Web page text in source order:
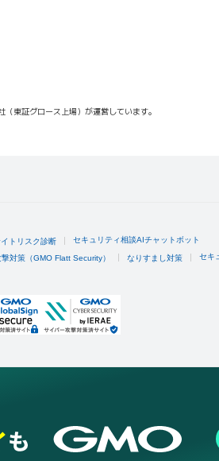
東証グロース上場）が運営しています。
トリスク診断 セキュリティ相談AIチャットボット
対策（GMO Flatt Security） なりすまし対策 セキ